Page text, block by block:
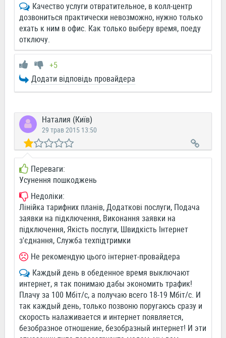
Качество услуги отвратительное, в колл-центр
дозвониться практически невозможно, нужно только
ехать к ним в офис. Как только выберу время, поеду
отключу.
+5
Додати відповідь провайдера
Наталия (Київ)
29 трав 2015 13:50
Переваги:
Усунення пошкоджень
Недоліки:
Лінійка тарифних планів, Додаткові послуги, Подача
заявки на підключення, Виконання заявки на
підключення, Якість послуги, Швидкість Інтернет
з'єднання, Служба техпідтримки
Не рекомендую цього інтернет-провайдера
Каждый день в обеденное время выключают
интернет, я так понимаю дабы экономить трафик!
Плачу за 100 Мбіт/с, а получаю всего 18-19 Мбіт/с. И
так каждый день, только позвоню поругаюсь сразу и
скорость налаживается и интернет появляется,
безобразное отношение, безобразный интернет! И эти